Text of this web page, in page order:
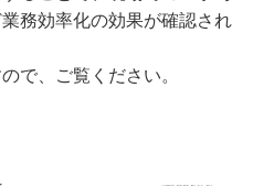
務効率化の効果が確認され
で、ご覧ください。